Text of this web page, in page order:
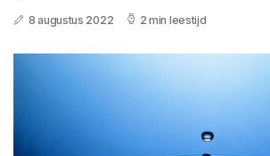
8 augustus 2022 2 min leestijd